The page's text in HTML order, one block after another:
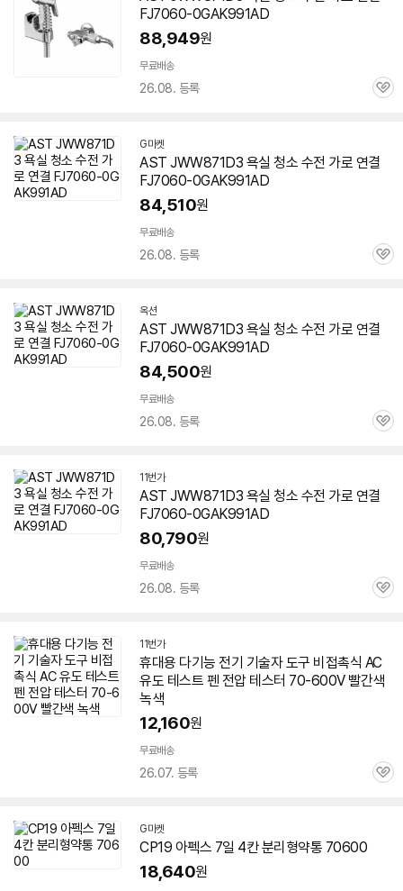
FJ7060-0GAK991AD
88,949원
무료배송
26.08. 등록
관
G마켓
AST JWW871D3 욕실 청소 수전 가로 연결
FJ7060-0GAK991AD
84,510원
무료배송
26.08. 등록
관
옥션
AST JWW871D3 욕실 청소 수전 가로 연결
FJ7060-0GAK991AD
84,500원
무료배송
26.08. 등록
관
11번가
AST JWW871D3 욕실 청소 수전 가로 연결
FJ7060-0GAK991AD
80,790원
무료배송
26.08. 등록
관
11번가
휴대용 다기능 전기 기술자 도구 비접촉식 AC
유도 테스트 펜 전압 테스터 70-600V 빨간색
녹색
12,160원
무료배송
26.07. 등록
관
G마켓
CP19 아펙스 7일 4칸 분리형약통 70600
18,640원